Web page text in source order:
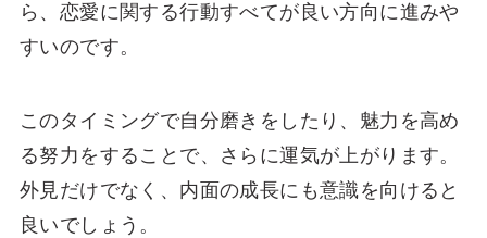
ら、恋愛に関する行動すべてが良い方向に進みや
すいのです。
このタイミングで自分磨きをしたり、魅力を高め
る努力をすることで、さらに運気が上がります。
外見だけでなく、内面の成長にも意識を向けると
良いでしょう。